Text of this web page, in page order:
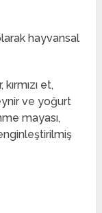
hayvansal
et,
ve yoğurt
mayası,